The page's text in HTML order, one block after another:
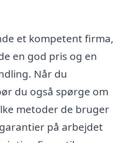
et kompetent firma,
en god pris og en
Når du
du også spørge om
metoder de bruger
på arbejdet